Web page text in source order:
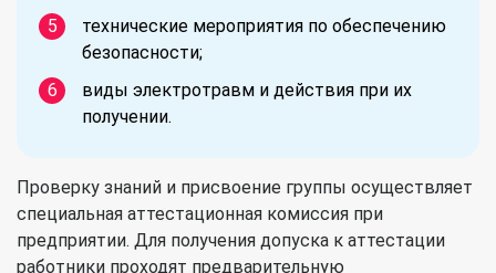
технические мероприятия по обеспечению
безопасности;
виды электротравм и действия при их
получении.
Проверку знаний и присвоение группы осуществляет
специальная аттестационная комиссия при
предприятии. Для получения допуска к аттестации
работники проходят предварительную